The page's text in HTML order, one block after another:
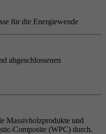
für die Energiewende
abgeschlossenen
Massivholzprodukte und
Composite (WPC) durch.